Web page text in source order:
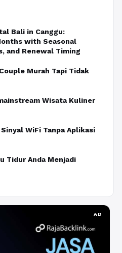
Bali in Canggu:
with Seasonal
and Renewal Timing
Murah Tapi Tidak
Wisata Kuliner
WiFi Tanpa Aplikasi
Tidur Anda Menjadi
AD